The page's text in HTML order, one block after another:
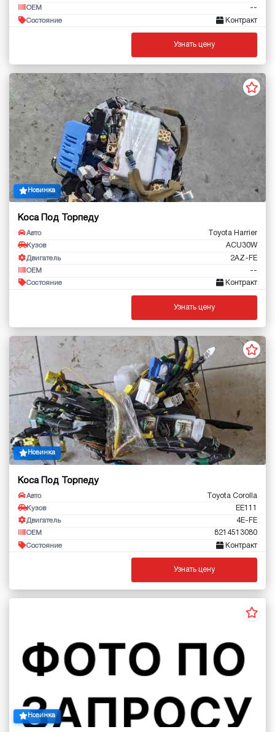
OEM --
Состояние Контракт
Узнать цену
Новинка
Коса Под Торпеду
Авто Toyota Harrier
Кузов ACU30W
Двигатель 2AZ-FE
OEM --
Состояние Контракт
Узнать цену
Новинка
Коса Под Торпеду
Авто Toyota Corolla
Кузов EE111
Двигатель 4E-FE
OEM 8214513080
Состояние Контракт
Узнать цену
Новинка